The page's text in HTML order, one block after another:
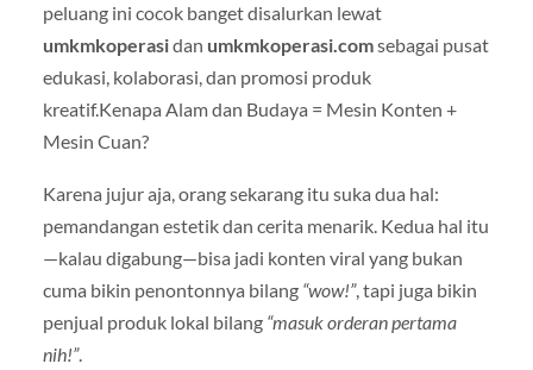
peluang ini cocok banget disalurkan lewat
umkmkoperasidan umkmkoperasi.comsebagai pusat
edukasi, kolaborasi, dan promosi produk
kreatif.Kenapa Alam dan Budaya = Mesin Konten +
Mesin Cuan?
Karena jujur aja, orang sekarang itu suka dua hal:
pemandangan estetik dan cerita menarik. Kedua hal itu
—kalau digabung—bisa jadi konten viral yang bukan
cuma bikin penontonnya bilang “wow!”, tapi juga bikin
penjual produk lokal bilang “masuk orderan pertama
nih!”.